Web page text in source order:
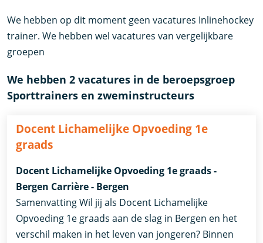
We hebben op dit moment geen vacatures Inlinehockey
trainer. We hebben wel vacatures van vergelijkbare
groepen
We hebben 2 vacatures in de beroepsgroep
Sporttrainers en zweminstructeurs
Docent Lichamelijke Opvoeding 1e
graads
Docent Lichamelijke Opvoeding 1e graads -
Bergen Carrière - Bergen
Samenvatting Wil jij als Docent Lichamelijke
Opvoeding 1e graads aan de slag in Bergen en het
verschil maken in het leven van jongeren? Binnen